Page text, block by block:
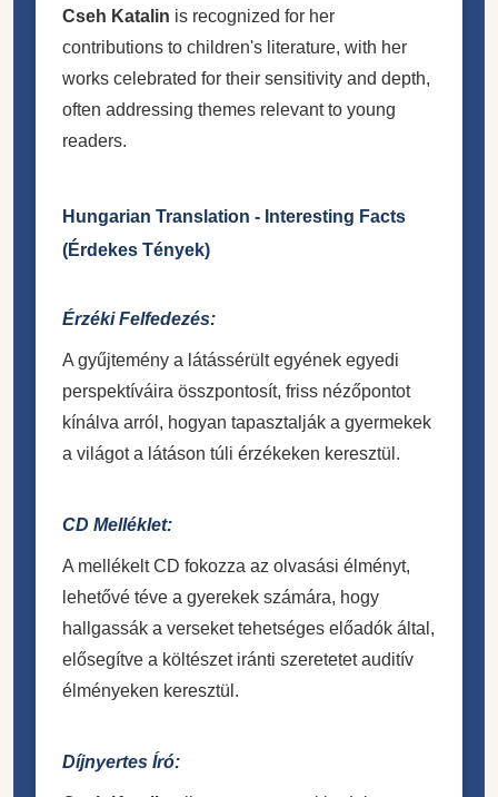
Cseh Katalin is recognized for her
contributions to children's literature, with her
works celebrated for their sensitivity and depth,
often addressing themes relevant to young
readers.
Hungarian Translation - Interesting Facts
(Érdekes Tények)
Érzéki Felfedezés:
A gyűjtemény a látássérült egyének egyedi
perspektíváira összpontosít, friss nézőpontot
kínálva arról, hogyan tapasztalják a gyermekek
a világot a látáson túli érzékeken keresztül.
CD Melléklet:
A mellékelt CD fokozza az olvasási élményt,
lehetővé téve a gyerekek számára, hogy
hallgassák a verseket tehetséges előadók által,
elősegítve a költészet iránti szeretetet auditív
élményeken keresztül.
Díjnyertes Író: